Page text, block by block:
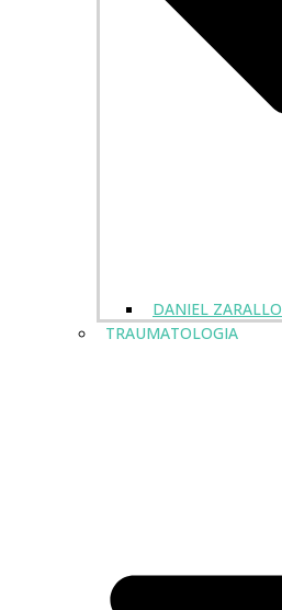
DANIEL ZARALLO
TRAUMATOLOGIA